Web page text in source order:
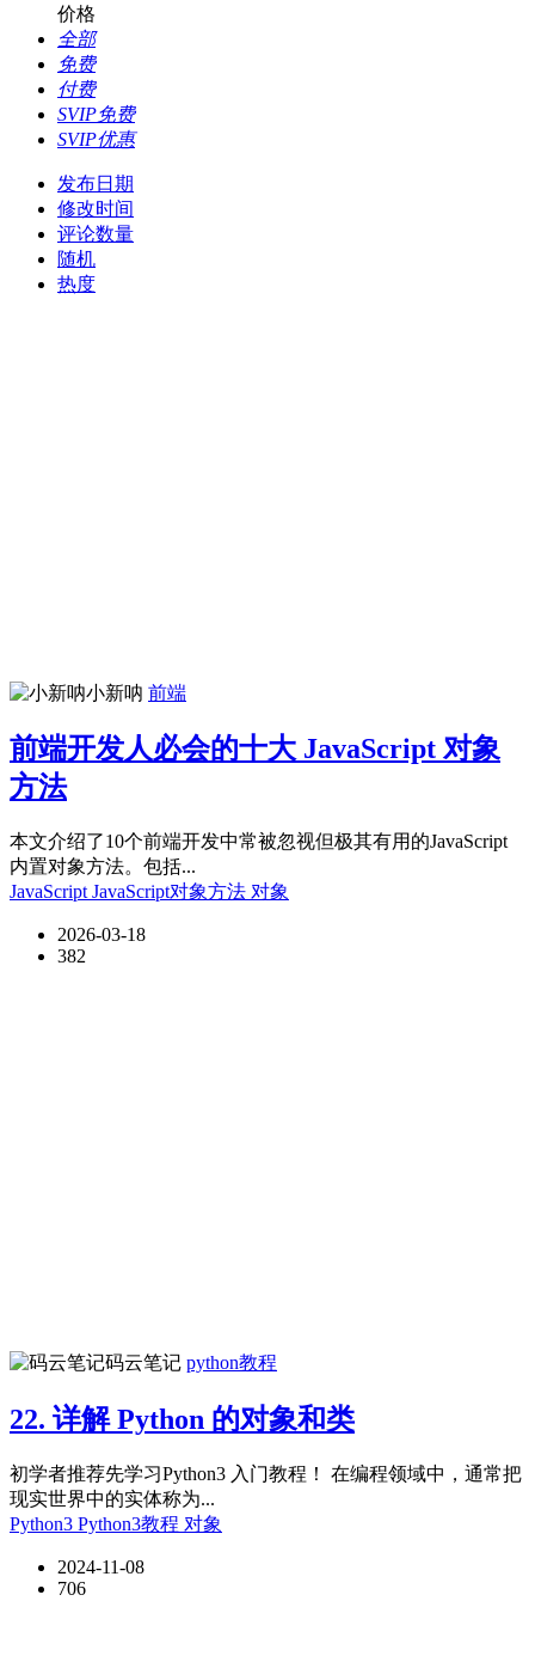
价格
全部
免费
付费
SVIP免费
SVIP优惠
发布日期
修改时间
评论数量
随机
热度
小新呐 前端
前端开发人必会的十大 JavaScript 对象
方法
本文介绍了10个前端开发中常被忽视但极其有用的JavaScript
内置对象方法。包括...
JavaScript JavaScript对象方法 对象
2026-03-18
382
码云笔记 python教程
22. 详解 Python 的对象和类
初学者推荐先学习Python3 入门教程！ 在编程领域中，通常把
现实世界中的实体称为...
Python3 Python3教程 对象
2024-11-08
706